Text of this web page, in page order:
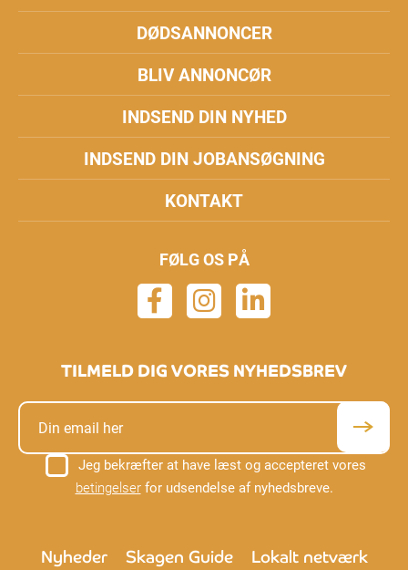
DØDSANNONCER
BLIV ANNONCØR
INDSEND DIN NYHED
INDSEND DIN JOBANSØGNING
KONTAKT
FØLG OS PÅ
TILMELD DIG VORES NYHEDSBREV
Jeg bekræfter at have læst og accepteret vores
betingelserfor udsendelse af nyhedsbreve.
Nyheder Skagen Guide
Lokalt netværk